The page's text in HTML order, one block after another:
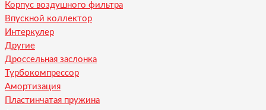
Корпус воздушного фильтра
Впускной коллектор
Интеркулер
Другие
Дроссельная заслонка
Турбокомпрессор
Амортизация
Пластинчатая пружина